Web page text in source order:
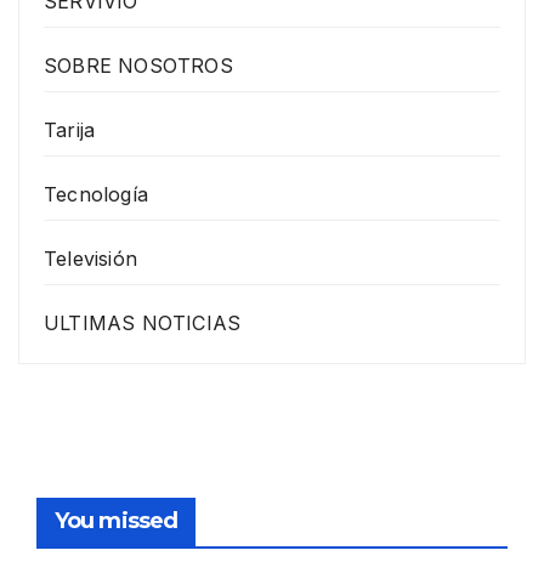
SOBRE NOSOTROS
Tarija
Tecnología
Televisión
ULTIMAS NOTICIAS
You missed